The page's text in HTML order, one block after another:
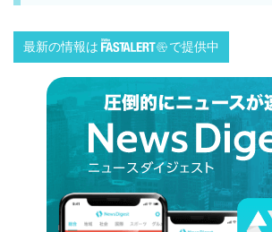
最新の情報は で提供中